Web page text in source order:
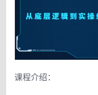
课程介绍：